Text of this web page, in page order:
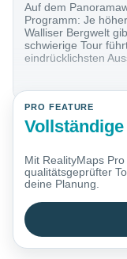
Auf dem
Programm: Je
Walliser Bergwelt
schwierige Tour
eindrücklichsten
PRO FEATURE
Mit RealityMaps
qualitätsgeprüfter
deine Planung.